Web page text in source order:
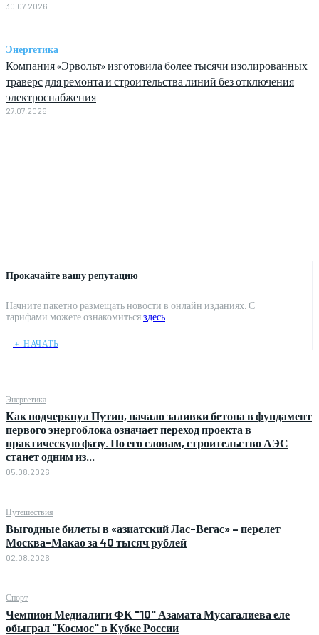
Прокачайте вашу репутацию
Начните пакетно размещать новости в онлайн изданиях. С
тарифами можете ознакомитьсяздесь
﹢ НАЧАТЬ
Энергетика
Как подчеркнул Путин, начало заливки бетона в фундамент
первого энергоблока означает переход проекта в
практическую фазу. По его словам, строительство АЭС
станет одним из...
05.08.2026
Путешествия
Выгодные билеты в «азиатский Лас-Вегас» – перелет
Москва-Макао за 40 тысяч рублей
02.08.2026
Спорт
Чемпион Медиалиги ФК "10" Азамата Мусагалиева еле
обыграл "Космос" в Кубке России
30.07.2026
Энергетика
Компания «Эрвольт» изготовила более тысячи изолированных
траверс для ремонта и строительства линий без отключения
электроснабжения
27.07.2026